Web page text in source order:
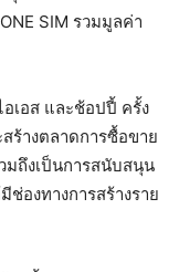
SIM รวมมูลค่า
เอส และช้อปปี้ ครั้ง
ร้างตลาดการซื้อขาย
ถึงเป็นการสนับสนุน
องทางการสร้างราย